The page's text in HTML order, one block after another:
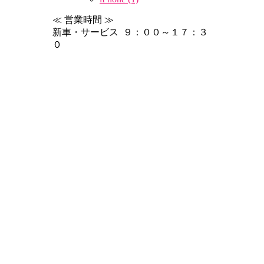
≪ 営業時間 ≫
新車・サービス ９：００～１７：３
０